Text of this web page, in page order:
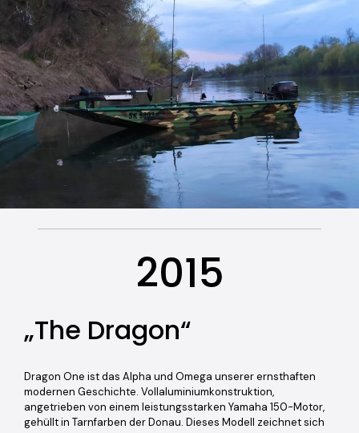
2015
„The Dragon“
Dragon One ist das Alpha und Omega unserer ernsthaften
modernen Geschichte. Vollaluminiumkonstruktion,
angetrieben von einem leistungsstarken Yamaha 150-Motor,
gehüllt in Tarnfarben der Donau. Dieses Modell zeichnet sich